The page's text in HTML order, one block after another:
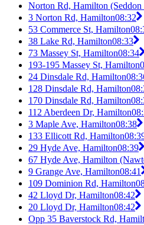
Norton Rd, Hamilton (Seddon
3 Norton Rd, Hamilton08:32
53 Commerce St, Hamilton
38 Lake Rd, Hamilton08:33
73 Massey St, Hamilton08:34
193-195 Massey St, Hamilton
24 Dinsdale Rd, Hamilton
128 Dinsdale Rd, Hamilton
170 Dinsdale Rd, Hamilton
112 Aberdeen Dr, Hamilton
3 Maple Ave, Hamilton08:38
133 Ellicott Rd, Hamilton
29 Hyde Ave, Hamilton08:39
67 Hyde Ave, Hamilton
9 Grange Ave, Hamilton08:41
109 Dominion Rd, Hamilton
42 Lloyd Dr, Hamilton08:42
20 Lloyd Dr, Hamilton08:42
Opp 35 Baverstock Rd,